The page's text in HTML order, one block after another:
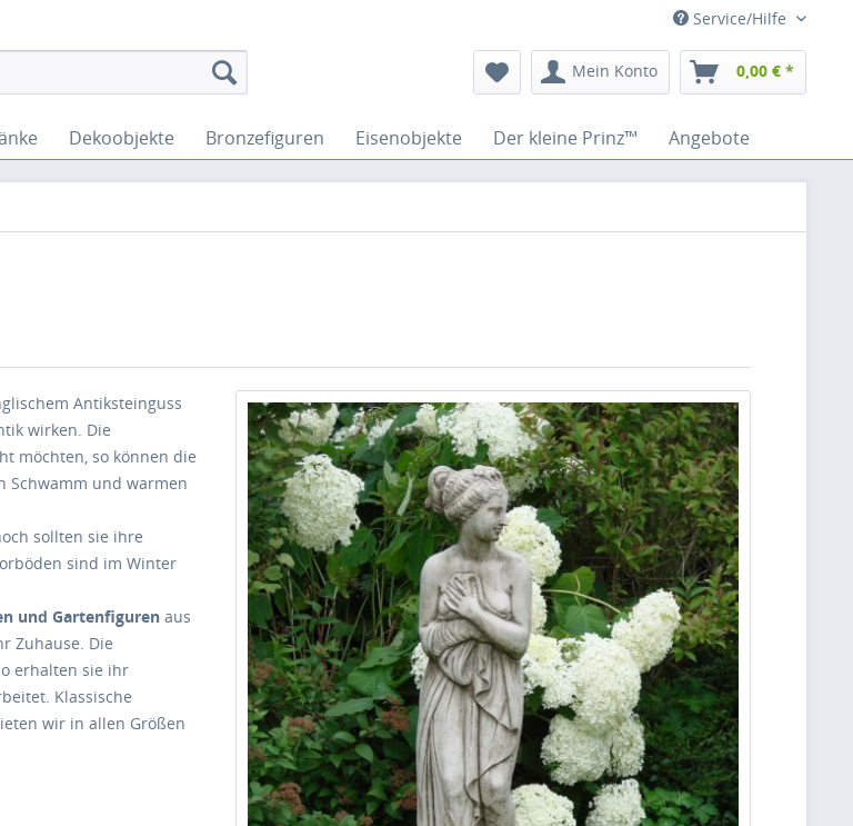
Service/Hilfe
Mein Konto 0,00 € *
Dekoobjekte Bronzefiguren Eisenobjekte Der kleine Prinz™ Angebote
Antiksteinguss
wirken. Die
möchten, so können die
Schwamm und warmen
sollten sie ihre
sind im Winter
und Gartenfiguren aus
Zuhause. Die
erhalten sie ihr
Klassische
wir in allen Größen